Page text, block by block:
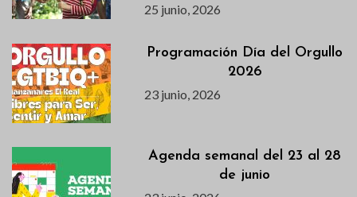
25 junio, 2026
Programación Día del Orgullo
2026
23 junio, 2026
Agenda semanal del 23 al 28
de junio